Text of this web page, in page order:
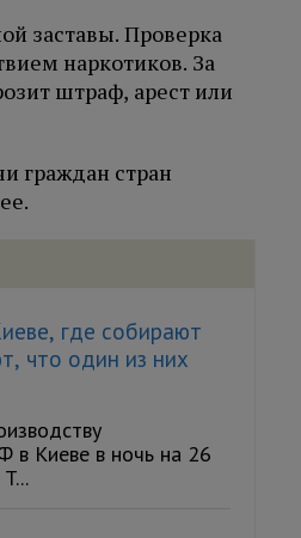
заставы. Проверка
наркотиков. За
штраф, арест или
граждан стран
где собирают
что один из них
в Киеве в ночь на 26